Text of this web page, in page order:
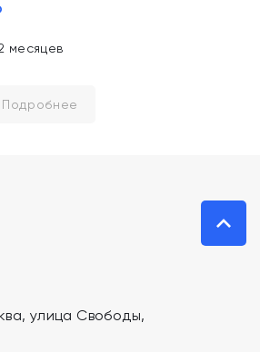
месяцев
Подробнее
улица Свободы,